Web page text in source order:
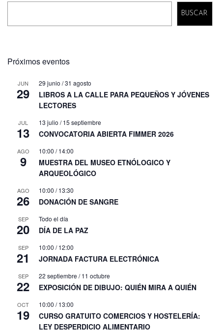
BUSCAR
Próximos eventos
JUN
29
29 junio /31 agosto
LIBROS A LA CALLE PARA PEQUEÑOS Y JÓVENES
LECTORES
JUL
13
13 julio /15 septiembre
CONVOCATORIA ABIERTA FIMMER 2026
AGO
9
10:00 /14:00
MUESTRA DEL MUSEO ETNÓLOGICO Y
ARQUEOLÓGICO
AGO
26
10:00 /13:30
DONACIÓN DE SANGRE
SEP
20
Todo el día
DÍA DE LA PAZ
SEP
21
10:00 /12:00
JORNADA FACTURA ELECTRÓNICA
SEP
22
22 septiembre /11 octubre
EXPOSICIÓN DE DIBUJO: QUIÉN MIRA A QUIÉN
OCT
19
10:00 /13:00
CURSO GRATUITO COMERCIOS Y HOSTELERÍA:
LEY DESPERDICIO ALIMENTARIO